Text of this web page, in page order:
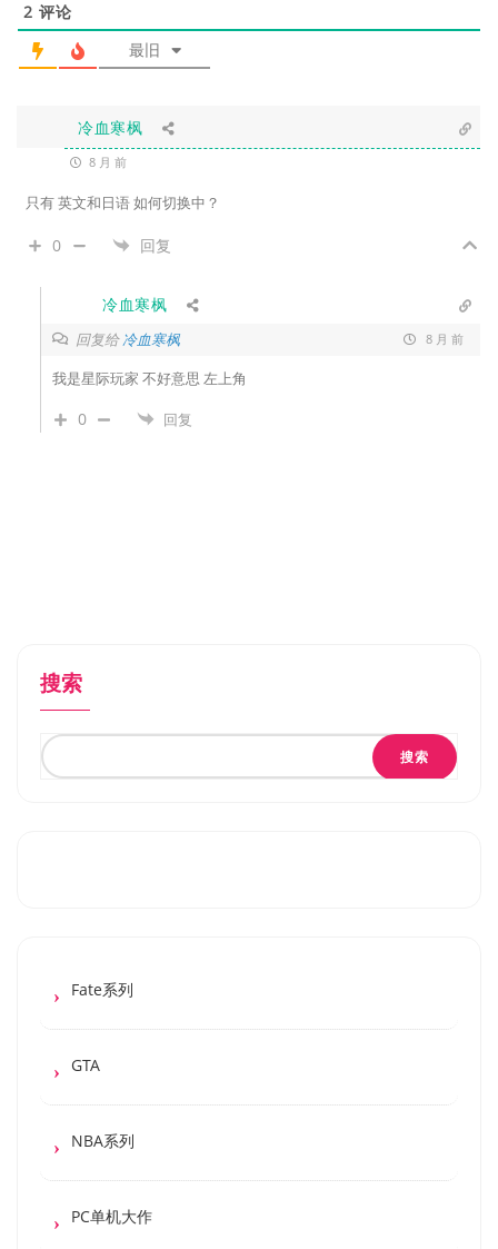
2 评论
最旧
冷血寒枫
8 月 前
只有 英文和日语 如何切换中？
0 回复
冷血寒枫
回复给冷血寒枫 8 月 前
我是星际玩家 不好意思 左上角
0 回复
搜索
搜索
Fate系列
GTA
NBA系列
PC单机大作